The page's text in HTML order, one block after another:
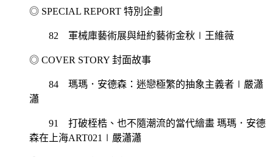
◎ SPECIAL REPORT 特別企劃
82 軍械庫藝術展與紐約藝術金秋∣王維薇
◎ COVER STORY 封面故事
84 瑪瑪．安德森：迷戀極繁的抽象主義者∣嚴瀟
瀟
91 打破桎梏、也不隨潮流的當代繪畫 瑪瑪．安德
森在上海ART021∣嚴瀟瀟